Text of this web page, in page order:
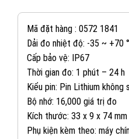
Mã đặt hàng : 0572 1841
Dải đo nhiệt độ: -35 ~ +70
Cấp bảo vệ: IP67
Thời gian đo: 1 phút – 24 h
Kiểu pin: Pin Lithium không
Bộ nhớ: 16,000 giá trị đo
Kích thước: 33 x 9 x 74 mm
Phụ kiện kèm theo: máy